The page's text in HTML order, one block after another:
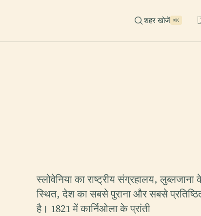
शहर खोजें ⌘K
स्लोवेनिया का राष्ट्रीय संग्रहालय,
स्थित, देश का सबसे पुराना और सबसे
है। 1821 में कार्निओला के प्रांती